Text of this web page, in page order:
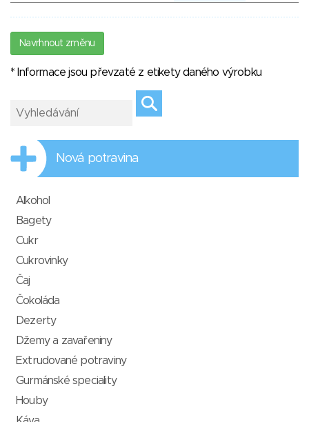
Navrhnout změnu
* Informace jsou převzaté z etikety daného výrobku
Nová potravina
Alkohol
Bagety
Cukr
Cukrovinky
Čaj
Čokoláda
Dezerty
Džemy a zavařeniny
Extrudované potraviny
Gurmánské speciality
Houby